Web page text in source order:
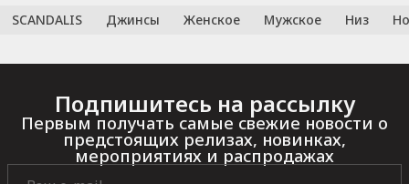
SCANDALIS Джинсы Женское Мужское Низ
Подпишитесь на рассылку
Первым получать самые свежие новости о
предстоящих релизах, новинках,
мероприятиях и распродажах